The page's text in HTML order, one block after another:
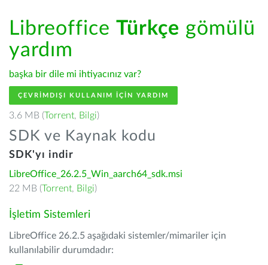
Libreoffice Türkçe gömülü
yardım
başka bir dile mi ihtiyacınız var?
ÇEVRIMDIŞI KULLANIM IÇIN YARDIM
3.6 MB (Torrent, Bilgi)
SDK ve Kaynak kodu
SDK'yı indir
LibreOffice_26.2.5_Win_aarch64_sdk.msi
22 MB (Torrent, Bilgi)
İşletim Sistemleri
LibreOffice 26.2.5 aşağıdaki sistemler/mimariler için
kullanılabilir durumdadır: